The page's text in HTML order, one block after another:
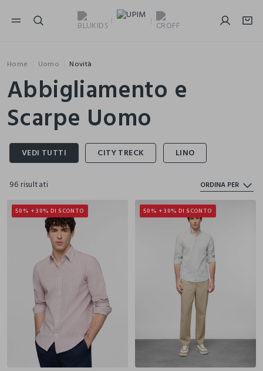
NAVIGATION.ARIA.GOTOMAINCONTENT
Home Uomo Novità
Abbigliamento e
Scarpe Uomo
96 risultati ORDINA PER
50% + 30% DI SCONTO
XL
50% + 30% DI SCONTO
52 56